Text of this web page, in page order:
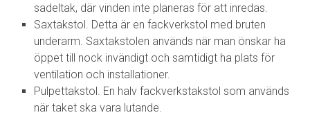
sadeltak, där vinden inte planeras för att inredas.
Saxtakstol. Detta är en fackverkstol med bruten
underarm. Saxtakstolen används när man önskar ha
öppet till nock invändigt och samtidigt ha plats för
ventilation och installationer.
Pulpettakstol. En halv fackverkstakstol som används
när taket ska vara lutande.